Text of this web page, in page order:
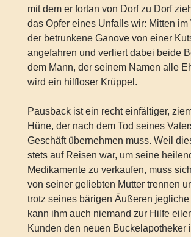
mit dem er fortan von Dorf zu Dorf
das Opfer eines Unfalls wir: Mitten im
der betrunkene Ganove von einer
angefahren und verliert dabei beide
dem Mann, der seinem Namen alle
wird ein hilfloser Krüppel.
Pausback ist ein recht einfältiger,
Hüne, der nach dem Tod seines
Geschäft übernehmen muss. Weil
stets auf Reisen war, um seine
Medikamente zu verkaufen, muss
von seiner geliebten Mutter trennen
trotz seines bärigen Äußeren jegliche
kann ihm auch niemand zur Hilfe
Kunden den neuen Buckelapotheker